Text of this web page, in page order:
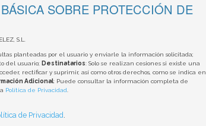
SOBRE PROTECCIÓN DE
S.L.
planteadas por el usuario y enviarle la información solicitada;
del usuario; Destinatarios: Solo se realizan cesiones si existe una
rectificar y suprimir, así como otros derechos, como se indica en
Adicional: Puede consultar la información completa de
Política de Privacidad
de Privacidad.